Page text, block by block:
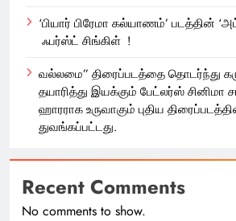
‘பியார் பிரேமா கல்யாணம்’ படத்தின்
ஃபர்ஸ்ட் சிங்கிள் !
வல்லமை” திரைப்படத்தை தொடர்ந்து
தயாரித்து இயக்கும் பேட்லர்ஸ் சினிமா
ஹாரராக உருவாகும் புதிய திரைப்படத்தின்
துவங்கப்பட்டது.
Recent Comments
No comments to show.